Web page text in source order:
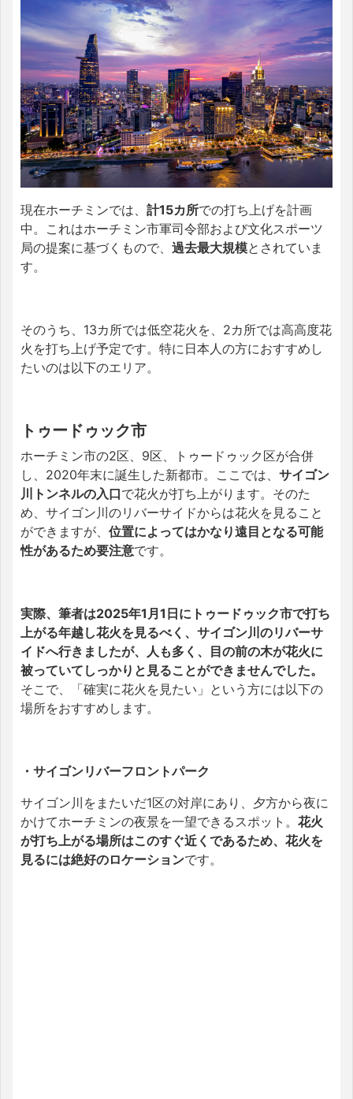
現在ホーチミンでは、 計15カ所での打ち上げを計画
中。 これはホーチミン市軍司令部および文化スポーツ
局の提案に基づくもので、 過去最大規模とされていま
す。
そのうち、13カ所では低空花火を、2カ所では高高度花
火を打ち上げ予定です。特に日本人の方におすすめし
たいのは以下のエリア。
トゥードゥック市
ホーチミン市の2区、9区、トゥードゥック区が合併
し、2020年末に誕生した新都市。ここでは、 サイゴン
川トンネルの入口で花火が打ち上がります。 そのた
め、サイゴン川のリバーサイドからは花火を見ること
ができますが、 位置によってはかなり遠目となる可能
性があるため要注意です。
実際、筆者は2025年1月1日にトゥードゥック市で打ち
上がる年越し花火を見るべく、サイゴン川のリバーサ
イドへ行きましたが、人も多く、目の前の木が花火に
被っていてしっかりと見ることができませんでした。
そこで、「確実に花火を見たい」という方には以下の
場所をおすすめします。
・サイゴンリバーフロントパーク
サイゴン川をまたいだ1区の対岸にあり、夕方から夜に
かけてホーチミンの夜景を一望できるスポット。 花火
が打ち上がる場所はこのすぐ近くであるため、花火を
見るには絶好のロケーションです。